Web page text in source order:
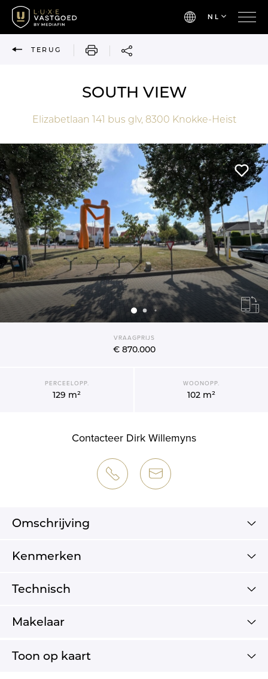
NL
TERUG AFDRUKKEN
SOUTH VIEW
Elizabetlaan 141 bus glv, 8300 Knokke-Heist
VRAAGPRIJS
€ 870.000
PERCEELOPP.
129 m²
WOONOPP.
102 m²
Contacteer Dirk Willemyns
Omschrijving
Kenmerken
Technisch
Makelaar
Toon op kaart